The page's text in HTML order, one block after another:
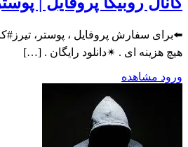
⬅️برای سفارش پروفایل ، پوستر،
هیچ هزینه ای . ✴دانلود رایگان . […]
ورود مشاهده